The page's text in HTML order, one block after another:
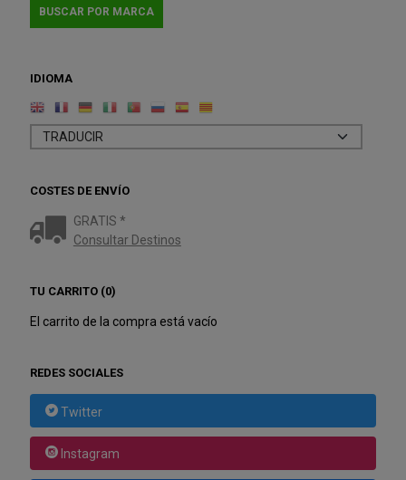
IDIOMA
COSTES DE ENVÍO
GRATIS *
Consultar Destinos
TU CARRITO (0)
El carrito de la compra está vacío
REDES SOCIALES
Twitter
Instagram